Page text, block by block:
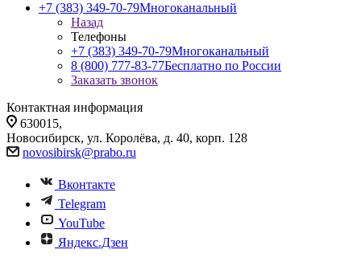
+7 (383) 349-70-79Многоканальный
Назад
Телефоны
+7 (383) 349-70-79Многоканальный
8 (800) 777-83-77Бесплатно по России
Заказать звонок
Контактная информация
630015,
Новосибирск, ул. Королёва, д. 40, корп. 128
novosibirsk@prabo.ru
Вконтакте
Telegram
YouTube
Яндекс.Дзен